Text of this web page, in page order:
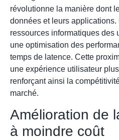
révolutionne la manière dont
données et leurs
ressources informatiques des
une optimisation des
temps de latence. Cette
une expérience utilisateur
renforçant ainsi la
marché.
Amélioration de
à moindre coût